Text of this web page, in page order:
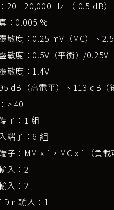
20 - 20,000 Hz （-0.5 dB）
：0.005 %
敏度：0.25 mV（MC）、2.5
敏度：0.5V（平衡）/0.25V
敏度：1.4V
dB（高電平）、113 dB（
> 40
子：1 組
端子：6 組
子：MM x 1，MC x 1（負載
入：2
入：2
Din 輸入：1